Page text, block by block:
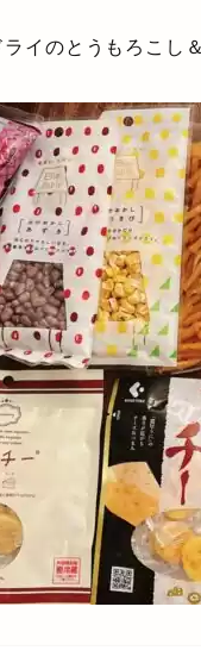
イのとうもろこし